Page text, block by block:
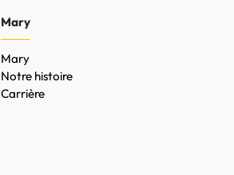
Mary
Mary
Notre histoire
Carrière